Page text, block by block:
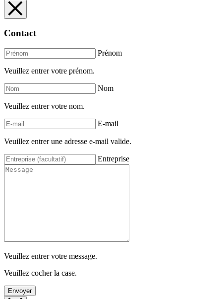
Contact
Prénom
Veuillez entrer votre prénom.
Nom
Veuillez entrer votre nom.
E-mail
Veuillez entrer une adresse e-mail valide.
Entreprise
Veuillez entrer votre message.
Veuillez cocher la case.
Envoyer